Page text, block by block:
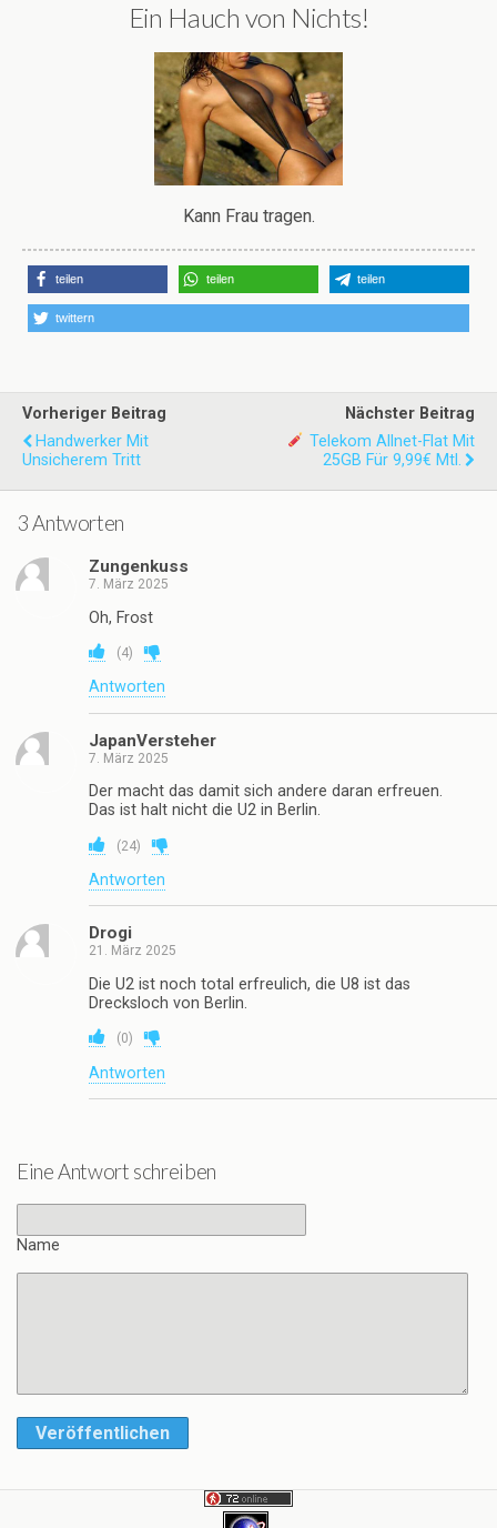
Ein Hauch von Nichts!
Kann Frau tragen.
teilen teilen teilen
twittern
Vorheriger Beitrag
Handwerker Mit
Unsicherem Tritt
Nächster Beitrag
Telekom Allnet-Flat Mit
25GB Für 9,99€ Mtl.
3 Antworten
Zungenkuss
7. März 2025
Oh, Frost
(4)
Antworten
JapanVersteher
7. März 2025
Der macht das damit sich andere daran erfreuen.
Das ist halt nicht die U2 in Berlin.
(24)
Antworten
Drogi
21. März 2025
Die U2 ist noch total erfreulich, die U8 ist das
Drecksloch von Berlin.
(0)
Antworten
Eine Antwort schreiben
Name
Veröffentlichen